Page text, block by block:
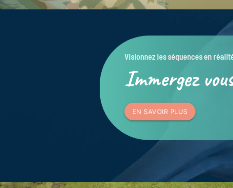
Visionnez les séquences en
Immergez
EN SAVOIR PLUS